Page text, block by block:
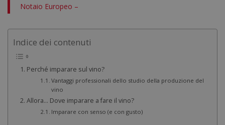
Notaio Europeo –
Indice dei contenuti
Perché imparare sul vino?
Vantaggi professionali dello studio della produzione del
vino
Allora… Dove imparare a fare il vino?
Imparare con senso (e con gusto)